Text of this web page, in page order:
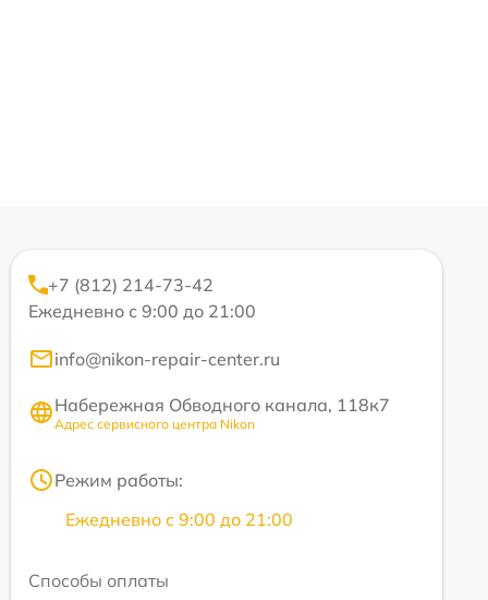
+7 (812) 214-73-42
Ежедневно с 9:00 до 21:00
info@nikon-repair-center.ru
Набережная Обводного канала, 118к7
Адрес сервисного центра Nikon
Режим работы:
Ежедневно с 9:00 до 21:00
Способы оплаты